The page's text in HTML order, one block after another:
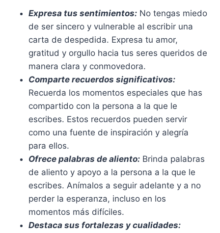
Expresa tus sentimientos: No tengas miedo
de ser sincero y vulnerable al escribir una
carta de despedida. Expresa tu amor,
gratitud y orgullo hacia tus seres queridos de
manera clara y conmovedora.
Comparte recuerdos significativos:
Recuerda los momentos especiales que has
compartido con la persona a la que le
escribes. Estos recuerdos pueden servir
como una fuente de inspiración y alegría
para ellos.
Ofrece palabras de aliento: Brinda palabras
de aliento y apoyo a la persona a la que le
escribes. Anímalos a seguir adelante y a no
perder la esperanza, incluso en los
momentos más difíciles.
Destaca sus fortalezas y cualidades: